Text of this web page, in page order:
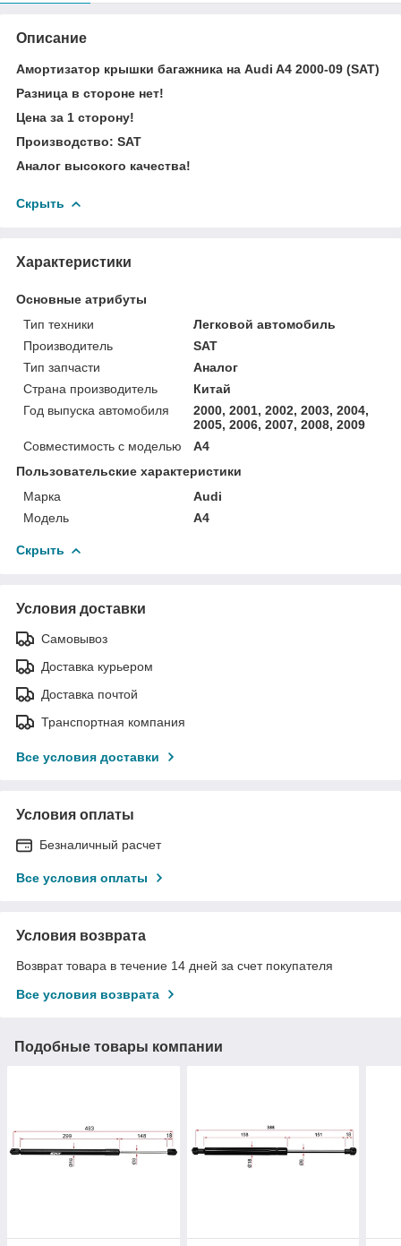
Описание
Амортизатор крышки багажника на Audi A4 2000-09 (SAT)
Разница в стороне нет!
Цена за 1 сторону!
Производство: SAT
Аналог высокого качества!
Скрыть
Характеристики
Основные атрибуты
Тип техники
Легковой автомобиль
Производитель
SAT
Тип запчасти
Аналог
Страна производитель
Китай
Год выпуска автомобиля
2000, 2001, 2002, 2003, 2004,
2005, 2006, 2007, 2008, 2009
Совместимость с моделью
A4
Пользовательские характеристики
Марка
Audi
Модель
A4
Скрыть
Условия доставки
Самовывоз
Доставка курьером
Доставка почтой
Транспортная компания
Все условия доставки
Условия оплаты
Безналичный расчет
Все условия оплаты
Условия возврата
Возврат товара в течение 14 дней за счет покупателя
Все условия возврата
Подобные товары компании